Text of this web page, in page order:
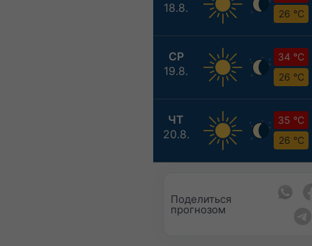
18.8.
26 °C
СР
19.8.
34 °C
26 °C
ЧТ
20.8.
35 °C
26 °C
Поделиться
прогнозом